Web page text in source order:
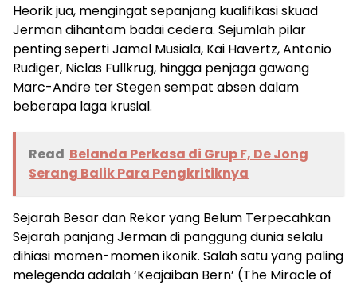
Heorik jua, mengingat sepanjang kualifikasi skuad
Jerman dihantam badai cedera. Sejumlah pilar
penting seperti Jamal Musiala, Kai Havertz, Antonio
Rudiger, Niclas Fullkrug, hingga penjaga gawang
Marc-Andre ter Stegen sempat absen dalam
beberapa laga krusial.
Read Belanda Perkasa di Grup F, De Jong
Serang Balik Para Pengkritiknya
Sejarah Besar dan Rekor yang Belum Terpecahkan
Sejarah panjang Jerman di panggung dunia selalu
dihiasi momen-momen ikonik. Salah satu yang paling
melegenda adalah ‘Keajaiban Bern’ (The Miracle of